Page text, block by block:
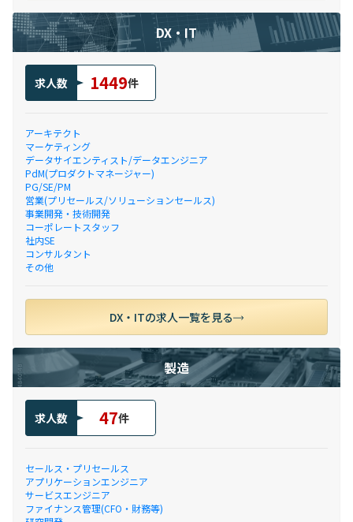
DX・IT
求人数 1449件
アーキテクト
マーケティング
データサイエンティスト/データエンジニア
PdM(プロダクトマネージャー)
PG/SE/PM
営業(プリセールス/ソリューションセールス)
事業開発・技術開発
コーポレートスタッフ
社内SE
コンサルタント
その他
DX・ITの求人一覧を見る
製造
求人数 47件
セールス・プリセールス
アプリケーションエンジニア
サービスエンジニア
ファイナンス管理(CFO・財務等)